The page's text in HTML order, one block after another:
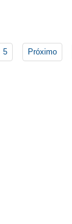
5 Próximo